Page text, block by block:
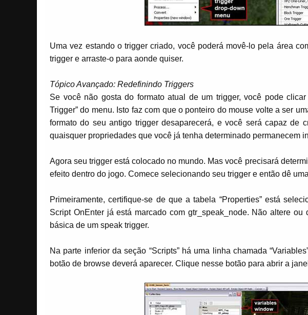
Uma vez estando o trigger criado, você poderá movê-lo pela área
trigger e arraste-o para aonde quiser.
Tópico Avançado: Redefinindo Triggers
Se você não gosta do formato atual de um trigger, você pode
Trigger” do menu. Isto faz com que o ponteiro do mouse volte a ser
formato do seu antigo trigger desaparecerá, e você será capaz de
quaisquer propriedades que você já tenha determinado permanecem
Agora seu trigger está colocado no mundo. Mas você precisará
efeito dentro do jogo. Comece selecionando seu trigger e então dê
Primeiramente, certifique-se de que a tabela “Properties” está
Script OnEnter já está marcado com gtr_speak_node. Não altere
básica de um speak trigger.
Na parte inferior da seção “Scripts” há uma linha chamada
botão de browse deverá aparecer. Clique nesse botão para abrir a